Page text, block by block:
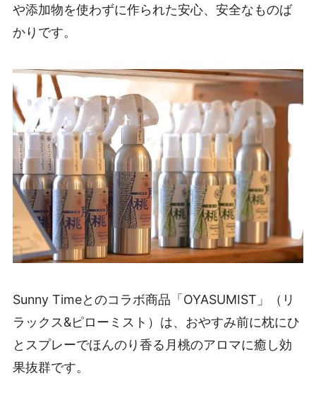
や添加物を使わずに作られた安心、安全なものば
かりです。
Sunny Timeとのコラボ商品「OYASUMIST」（リ
ラックス&ピローミスト）は、おやすみ前に枕にひ
とスプレーでほんのり香る月桃のアロマに癒し効
果抜群です。